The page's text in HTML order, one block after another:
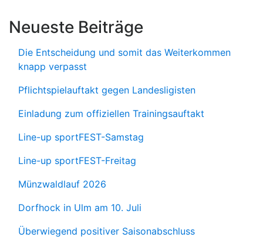
Neueste Beiträge
Die Entscheidung und somit das Weiterkommen
knapp verpasst
Pflichtspielauftakt gegen Landesligisten
Einladung zum offiziellen Trainingsauftakt
Line-up sportFEST-Samstag
Line-up sportFEST-Freitag
Münzwaldlauf 2026
Dorfhock in Ulm am 10. Juli
Überwiegend positiver Saisonabschluss